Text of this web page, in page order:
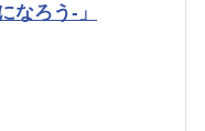
なろう-」